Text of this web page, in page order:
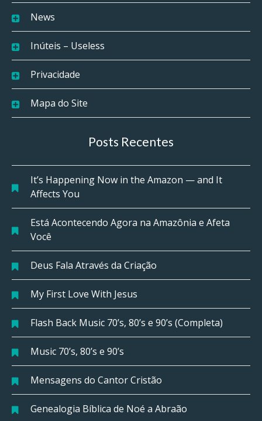
News
Inúteis – Useless
Privacidade
Mapa do Site
Posts Recentes
It’s Happening Now in the Amazon — and It
Affects You
Está Acontecendo Agora na Amazônia e Afeta
Você
Deus Fala Através da Criação
My First Love With Jesus
Flash Back Music 70’s, 80’s e 90’s (Completa)
Music 70’s, 80’s e 90’s
Mensagens do Cantor Cristão
Genealogia Bíblica de Noé a Abraão